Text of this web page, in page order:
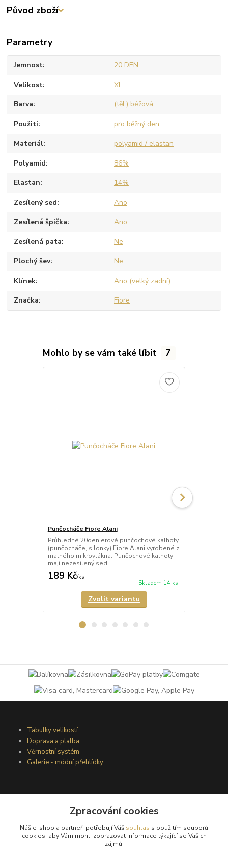
Původ zboží
Parametry
Jemnost 20 DEN
Velikost XL
Barva (těl.) béžová
Použití pro běžný den
Materiál polyamid / elastan
Polyamid 86%
Elastan 14%
Zesílený sed Ano
Zesílená špička Ano
Zesílená pata Ne
Plochý šev Ne
Klínek Ano (velký zadní)
Značka Fiore
Mohlo by se vám také líbit 7
Punčocháče Fiore Alani
Průhledné 20denierové punčochové kalhoty
(punčocháče, silonky) Fiore Alani vyrobené z
matného mikrovlákna. Punčochové kalhoty
mají nezesílený sed...
189 Kč/ks
Skladem 14 ks
Zvolit variantu
Tabulky velikostí
Doprava a platba
Věrnostní systém
Galerie - módní přehlídky
Obchodní podmínky
Ochrana osobních údajů
Kontakty
Zpracování cookies
Náš e-shop a partneři potřebují Váš souhlas s použitím souborů
cookies, aby Vám mohli zobrazovat informace týkající se Vašich
zájmů.